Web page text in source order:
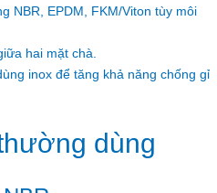
NBR, EPDM, FKM/Viton tùy môi
hai mặt chà.
inox để tăng khả năng chống gỉ
dùng